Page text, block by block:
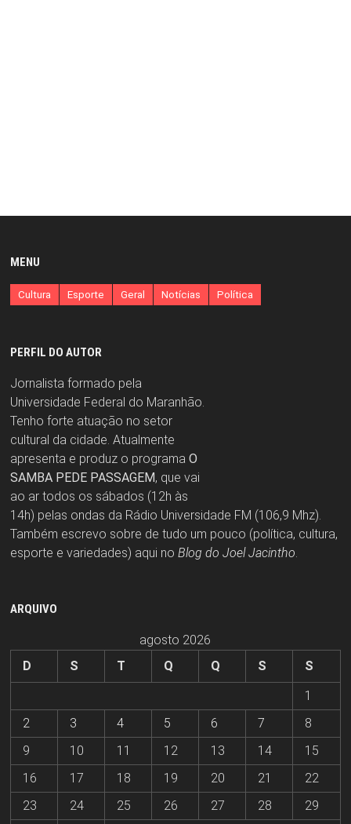
MENU
Cultura Esporte Geral Notícias Política
PERFIL DO AUTOR
Jornalista formado pela
Universidade Federal do Maranhão.
Tenho forte atuação no setor
cultural da cidade. Atualmente
apresenta e produz o programa O
SAMBA PEDE PASSAGEM, que vai
ao ar todos os sábados (12h às
14h) pelas ondas da Rádio Universidade FM (106,9 Mhz).
Também escrevo sobre de tudo um pouco (política, cultura,
esporte e variedades) aqui no Blog do Joel Jacintho.
ARQUIVO
agosto 2026
D
S T Q Q S
S
1
2
3 4 5 6 7
8
9
10 11 12 13 14
15
16
17 18 19 20 21
22
23
24 25 26 27 28 29